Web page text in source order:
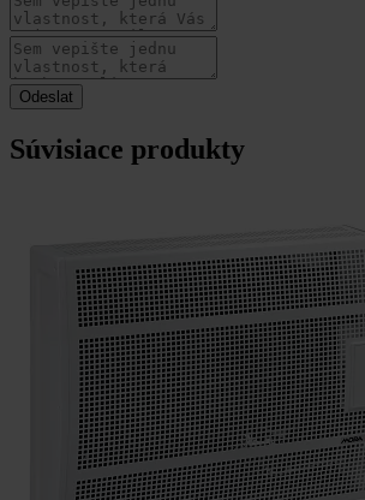
Súvisiace produkty